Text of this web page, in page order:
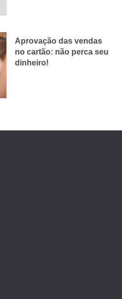
Aprovação das vendas
no cartão: não perca seu
dinheiro!